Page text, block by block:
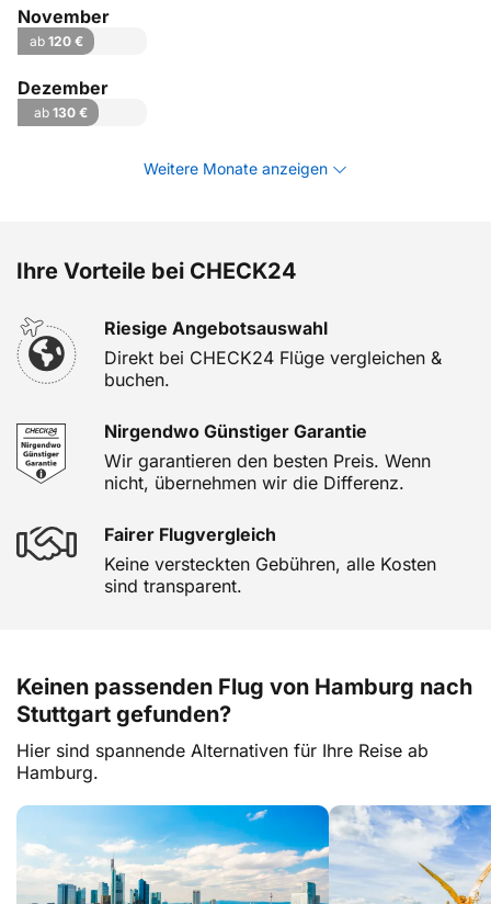
November
ab 120 €
Dezember
ab 130 €
Weitere Monate anzeigen
Ihre Vorteile bei CHECK24
Riesige Angebotsauswahl
Direkt bei CHECK24 Flüge vergleichen &
buchen.
Nirgendwo Günstiger Garantie
Wir garantieren den besten Preis. Wenn
nicht, übernehmen wir die Differenz.
Fairer Flugvergleich
Keine versteckten Gebühren, alle Kosten
sind transparent.
Keinen passenden Flug von Hamburg nach
Stuttgart gefunden?
Hier sind spannende Alternativen für Ihre Reise ab
Hamburg.